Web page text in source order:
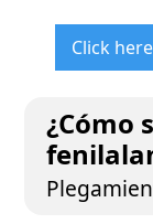
Click
¿Cómo